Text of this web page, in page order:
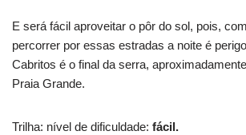
E será fácil aproveitar o pôr do sol, pois,
percorrer por essas estradas a noite é
Cabritos é o final da serra,
Praia Grande.
Trilha: nível de dificuldade: fácil.